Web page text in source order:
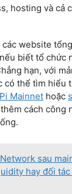
hosting và cả
website
biết tổ chức
hạn, với
có thể tìm hiểu
Pi Mainnet hoặc
cách công
sau
hay đối